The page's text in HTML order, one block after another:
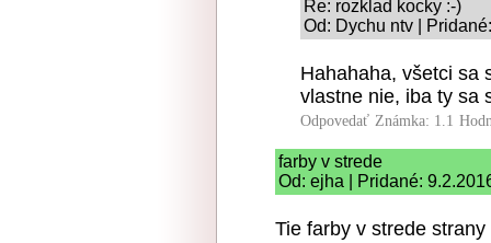
Re: rozklad kocky :-)
Od: Dychu ntv |
Hahahaha, všetci sa
vlastne nie, iba ty sa
Odpovedať Známka: 1.1
farby v strede
Od: ejha | Pridané:
Tie farby v strede